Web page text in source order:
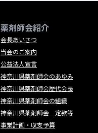
薬剤師会紹介
会長あいさつ
当会のご案内
公益法人宣言
神奈川県薬剤師会のあゆみ
神奈川県薬剤師会歴代会長
神奈川県薬剤師会の組織
神奈川県薬剤師会 定款等
事業計画・収支予算